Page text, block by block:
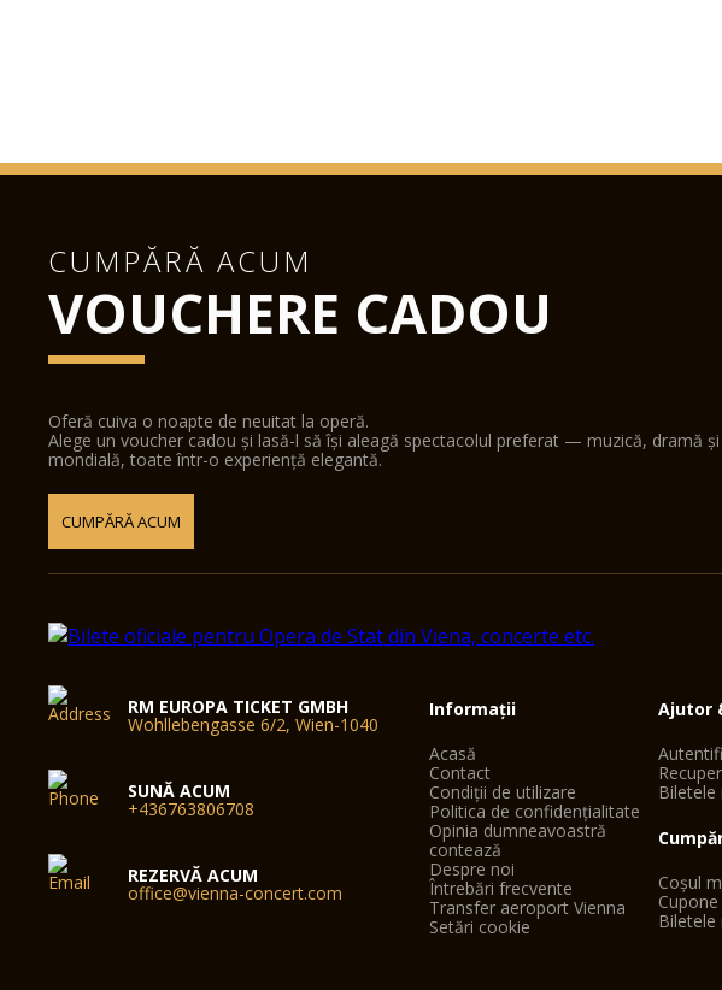
CUMPĂRĂ ACUM
VOUCHERE CADOU
Oferă cuiva o noapte de neuitat la operă.
Alege un voucher cadou și lasă-l să își aleagă spectacolul preferat — muzică, dramă
mondială, toate într-o experiență elegantă.
CUMPĂRĂ ACUM
RM EUROPA TICKET GMBH
Wohllebengasse 6/2, Wien-1040
SUNĂ ACUM
+436763806708
REZERVĂ ACUM
office@vienna-concert.com
Informații
Acasă
Contact
Condiții de utilizare
Politica de confidențialitate
Opinia dumneavoastră
contează
Despre noi
Întrebări frecvente
Transfer aeroport Vienna
Setări cookie
Ajutor
Biletele
Coșul
Biletele